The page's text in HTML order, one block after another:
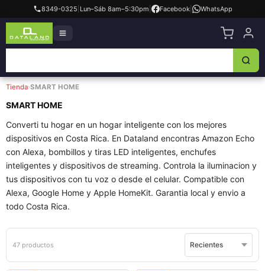
8349-0325 Lun–Sáb 8am–5:30pm Facebook| WhatsApp
Tienda›SMART HOME
SMART HOME
Converti tu hogar en un hogar inteligente con los mejores
dispositivos en Costa Rica. En Dataland encontras Amazon Echo
con Alexa, bombillos y tiras LED inteligentes, enchufes
inteligentes y dispositivos de streaming. Controla la iluminacion y
tus dispositivos con tu voz o desde el celular. Compatible con
Alexa, Google Home y Apple HomeKit. Garantia local y envio a
todo Costa Rica.
47 productos